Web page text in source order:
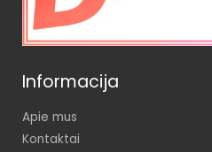
Informacija
Apie mus
Kontaktai